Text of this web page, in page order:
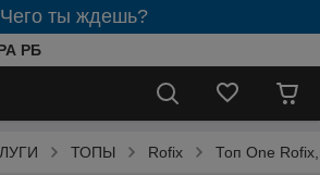
Чего ты ждешь?
РБ
ТОПЫ Rofix Топ One